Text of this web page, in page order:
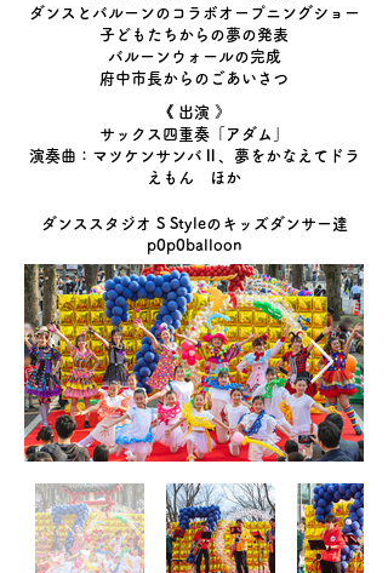
ダンスとバルーンのコラボオープニングショー
子どもたちからの夢の発表
バルーンウォールの完成
府中市長からのごあいさつ
《 出演 》
サックス四重奏「アダム」
​演奏曲：マツケンサンバⅡ、夢をかなえてドラ
えもん ほか
ダンススタジオ S Styleのキッズダンサー達
p0p0balloon